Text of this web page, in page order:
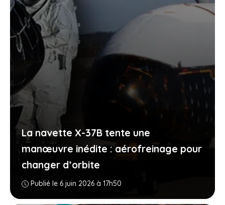
La navette X-37B tente une
manœuvre inédite : aérofreinage pour
changer d’orbite
Publié le 6 juin 2026 à 17h50